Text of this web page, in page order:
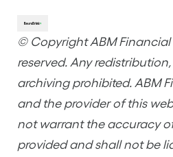
© Copyright ABM Financial
reserved. Any
archiving prohibited. ABM
and the provider of this
not warrant the accuracy
provided and shall not be